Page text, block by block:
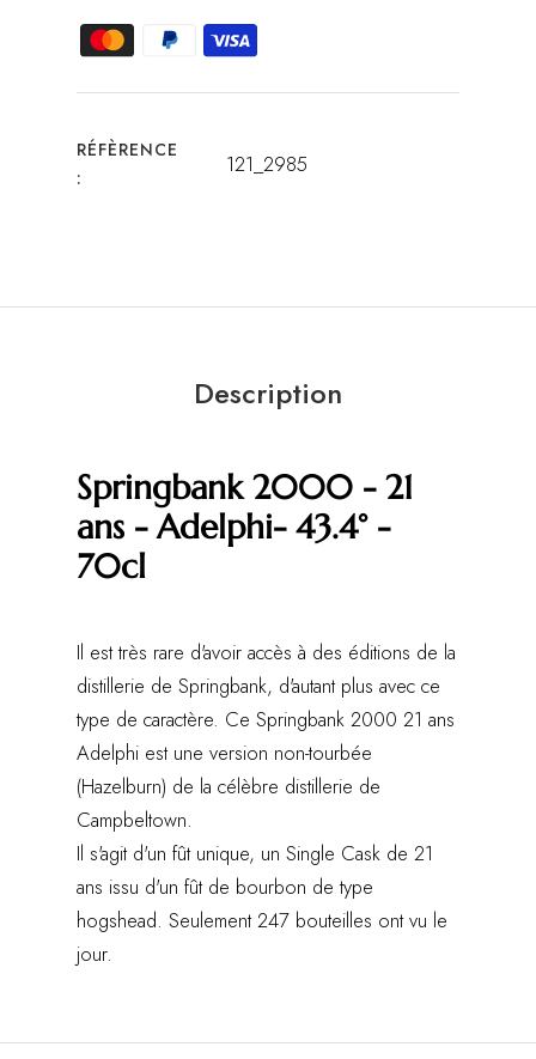
RÉFÈRENCE
:
121_2985
Description
Springbank 2000 - 21
ans - Adelphi- 43.4° -
70cl
Il est très rare d'avoir accès à des éditions de la
distillerie de Springbank, d'autant plus avec ce
type de caractère. Ce Springbank 2000 21 ans
Adelphi est une version non-tourbée
(Hazelburn) de la célèbre distillerie de
Campbeltown.
Il s'agit d'un fût unique, un Single Cask de 21
ans issu d'un fût de bourbon de type
hogshead. Seulement 247 bouteilles ont vu le
jour.